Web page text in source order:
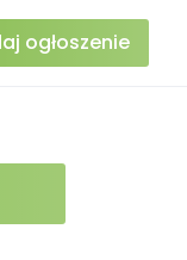
ogłoszenie